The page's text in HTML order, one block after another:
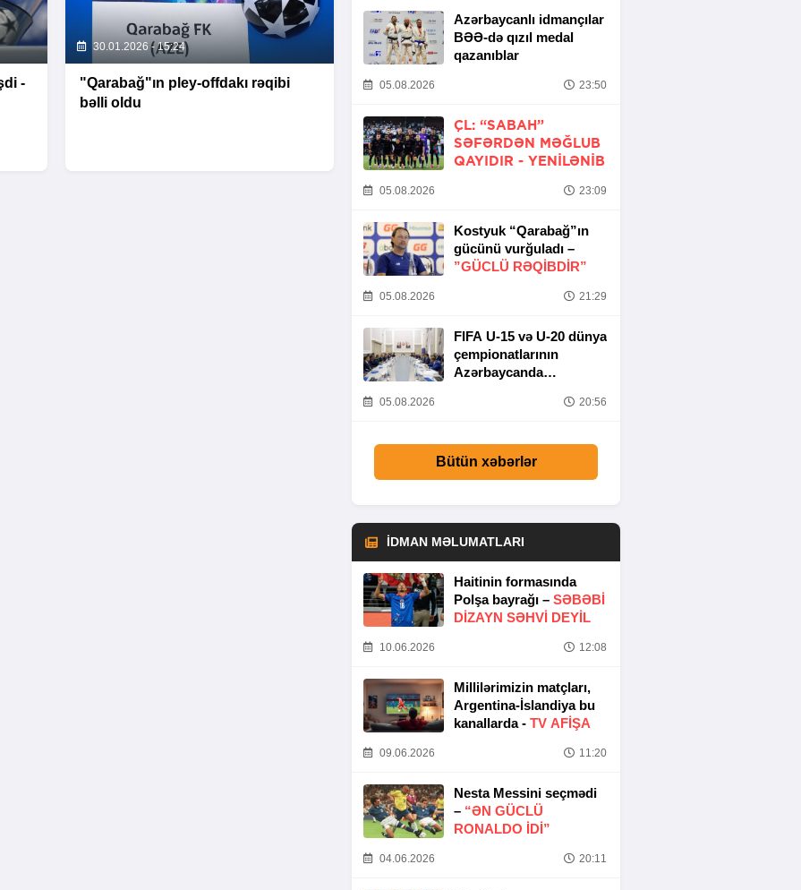
-
30.01.2026 - 15:24
"Qarabağ"ın pley-offdakı rəqibi
bəlli oldu
Azərbaycanlı idmançılar
BƏƏ-də qızıl medal
qazanıblar
05.08.2026 23:50
ÇL: “SABAH”
SƏFƏRDƏN MƏĞLUB
QAYIDIR - YENİLƏNİB
05.08.2026 23:09
Kostyuk “Qarabağ”ın
gücünü vurğuladı –
”GÜCLÜ RƏQİBDİR”
05.08.2026 21:29
FIFA U-15 və U-20 dünya
çempionatlarının
Azərbaycanda
Təşkilat Komitəsinin
05.08.2026 20:56
Bütün xəbərlər
İDMAN MƏLUMATLARI
Haitinin formasında
Polşa bayrağı – SƏBƏBI
DIZAYN SƏHVI DEYIL
10.06.2026 12:08
Millilərimizin matçları,
Argentina-İslandiya bu
kanallarda - TV AFİŞA
09.06.2026 11:20
Nesta Messini seçmədi
– “ƏN GÜCLÜ
RONALDO IDI”
04.06.2026 20:11